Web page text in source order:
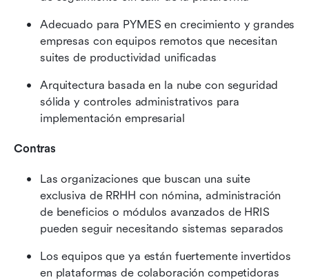
Adecuado para PYMES en crecimiento y grandes
empresas con equipos remotos que necesitan
suites de productividad unificadas
Arquitectura basada en la nube con seguridad
sólida y controles administrativos para
implementación empresarial
Contras
Las organizaciones que buscan una suite
exclusiva de RRHH con nómina, administración
de beneficios o módulos avanzados de HRIS
pueden seguir necesitando sistemas separados
Los equipos que ya están fuertemente invertidos
en plataformas de colaboración competidoras